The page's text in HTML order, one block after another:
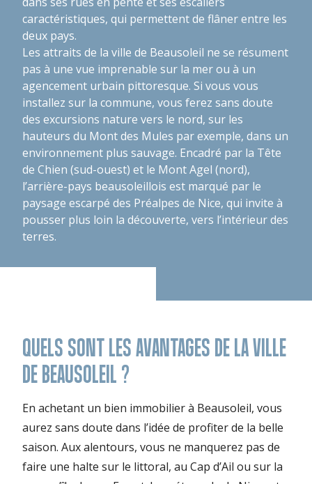
caractéristiques, qui permettent de flâner entre les
deux pays.
Les attraits de la ville de Beausoleil ne se résument
pas à une vue imprenable sur la mer ou à un
agencement urbain pittoresque. Si vous vous
installez sur la commune, vous ferez sans doute
des excursions nature vers le nord, sur les
hauteurs du Mont des Mules par exemple, dans un
environnement plus sauvage. Encadré par la Tête
de Chien (sud-ouest) et le Mont Agel (nord),
l’arrière-pays beausoleillois est marqué par le
paysage escarpé des Préalpes de Nice, qui invite à
pousser plus loin la découverte, vers l’intérieur des
terres.
QUELS SONT LES AVANTAGES DE LA VILLE
DE BEAUSOLEIL ?
En achetant un bien immobilier à Beausoleil, vous
aurez sans doute dans l’idée de profiter de la belle
saison. Aux alentours, vous ne manquerez pas de
faire une halte sur le littoral, au Cap d’Ail ou sur la